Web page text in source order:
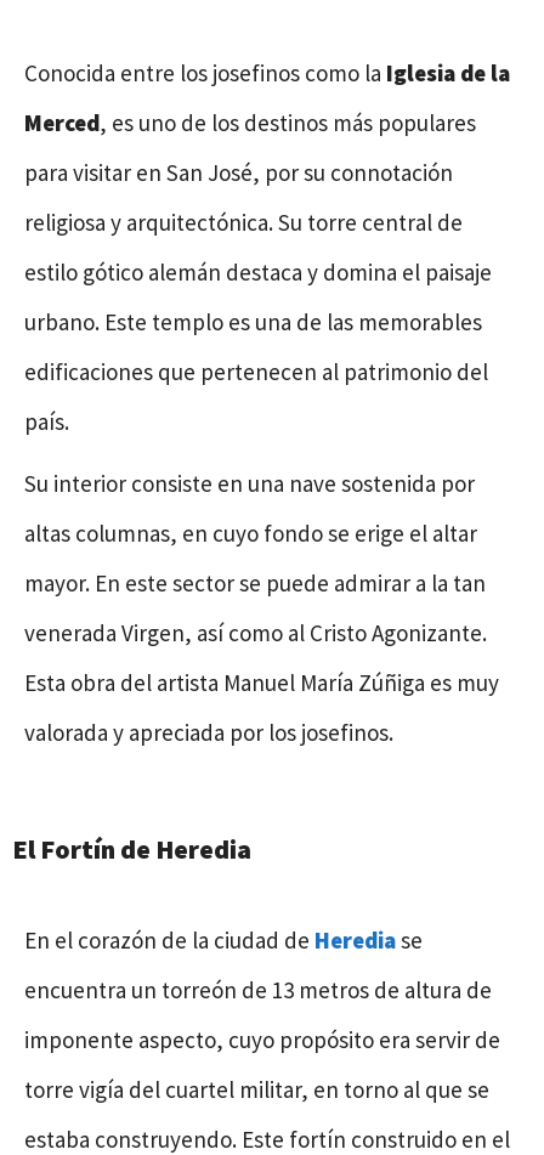
Conocida entre los josefinos como la Iglesia de la
Merced, es uno de los destinos más populares
para visitar en San José, por su connotación
religiosa y arquitectónica. Su torre central de
estilo gótico alemán destaca y domina el paisaje
urbano. Este templo es una de las memorables
edificaciones que pertenecen al patrimonio del
país.
Su interior consiste en una nave sostenida por
altas columnas, en cuyo fondo se erige el altar
mayor. En este sector se puede admirar a la tan
venerada Virgen, así como al Cristo Agonizante.
Esta obra del artista Manuel María Zúñiga es muy
valorada y apreciada por los josefinos.
El Fortín de Heredia
En el corazón de la ciudad de Herediase
encuentra un torreón de 13 metros de altura de
imponente aspecto, cuyo propósito era servir de
torre vigía del cuartel militar, en torno al que se
estaba construyendo. Este fortín construido en el